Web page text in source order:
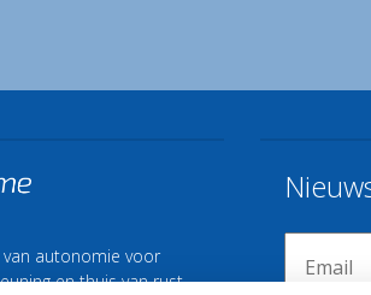
van autonomie voor
en thuis van rust